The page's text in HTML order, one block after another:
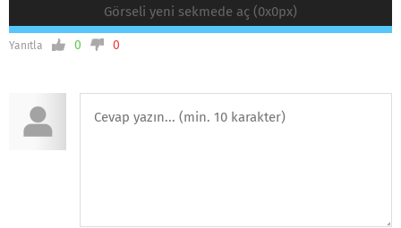
Görseli yeni sekmede aç (0x0px)
Yanıtla 0 0